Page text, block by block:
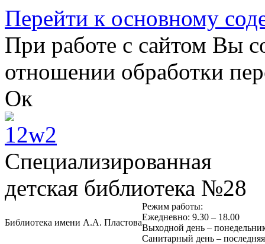
Перейти к основному
При работе с сайтом Вы
отношении обработки
Ок
Специализированная
детская библиотека №28
Библиотека имени А.А. Пластова
Режим работы:
Ежедневно: 9.30 – 18.00
Выходной день –
Санитарный день –